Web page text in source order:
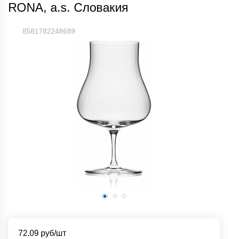
RONA, a.s. Словакия
8581782248689
72.09 руб/шт